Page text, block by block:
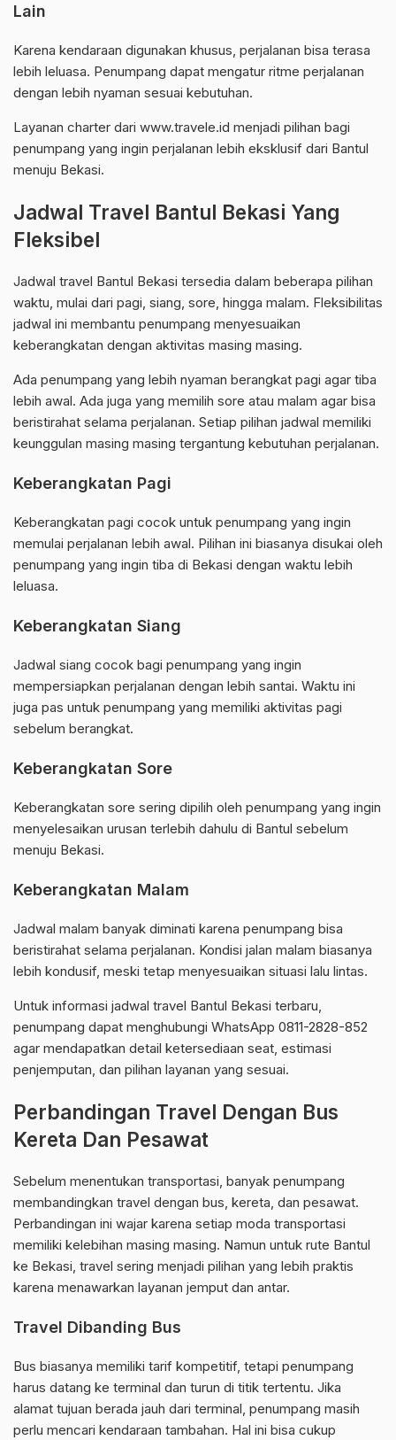
Lain
Karena kendaraan digunakan khusus, perjalanan bisa terasa
lebih leluasa. Penumpang dapat mengatur ritme perjalanan
dengan lebih nyaman sesuai kebutuhan.
Layanan charter dari www.travele.id menjadi pilihan bagi
penumpang yang ingin perjalanan lebih eksklusif dari Bantul
menuju Bekasi.
Jadwal Travel Bantul Bekasi Yang
Fleksibel
Jadwal travel Bantul Bekasi tersedia dalam beberapa pilihan
waktu, mulai dari pagi, siang, sore, hingga malam. Fleksibilitas
jadwal ini membantu penumpang menyesuaikan
keberangkatan dengan aktivitas masing masing.
Ada penumpang yang lebih nyaman berangkat pagi agar tiba
lebih awal. Ada juga yang memilih sore atau malam agar bisa
beristirahat selama perjalanan. Setiap pilihan jadwal memiliki
keunggulan masing masing tergantung kebutuhan perjalanan.
Keberangkatan Pagi
Keberangkatan pagi cocok untuk penumpang yang ingin
memulai perjalanan lebih awal. Pilihan ini biasanya disukai oleh
penumpang yang ingin tiba di Bekasi dengan waktu lebih
leluasa.
Keberangkatan Siang
Jadwal siang cocok bagi penumpang yang ingin
mempersiapkan perjalanan dengan lebih santai. Waktu ini
juga pas untuk penumpang yang memiliki aktivitas pagi
sebelum berangkat.
Keberangkatan Sore
Keberangkatan sore sering dipilih oleh penumpang yang ingin
menyelesaikan urusan terlebih dahulu di Bantul sebelum
menuju Bekasi.
Keberangkatan Malam
Jadwal malam banyak diminati karena penumpang bisa
beristirahat selama perjalanan. Kondisi jalan malam biasanya
lebih kondusif, meski tetap menyesuaikan situasi lalu lintas.
Untuk informasi jadwal travel Bantul Bekasi terbaru,
penumpang dapat menghubungi WhatsApp 0811-2828-852
agar mendapatkan detail ketersediaan seat, estimasi
penjemputan, dan pilihan layanan yang sesuai.
Perbandingan Travel Dengan Bus
Kereta Dan Pesawat
Sebelum menentukan transportasi, banyak penumpang
membandingkan travel dengan bus, kereta, dan pesawat.
Perbandingan ini wajar karena setiap moda transportasi
memiliki kelebihan masing masing. Namun untuk rute Bantul
ke Bekasi, travel sering menjadi pilihan yang lebih praktis
karena menawarkan layanan jemput dan antar.
Travel Dibanding Bus
Bus biasanya memiliki tarif kompetitif, tetapi penumpang
harus datang ke terminal dan turun di titik tertentu. Jika
alamat tujuan berada jauh dari terminal, penumpang masih
perlu mencari kendaraan tambahan. Hal ini bisa cukup